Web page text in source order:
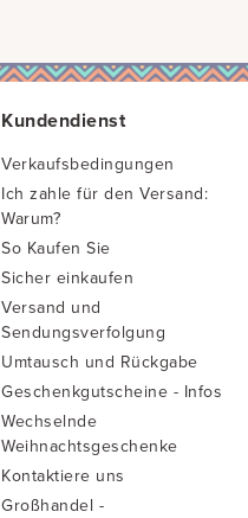
Kundendienst
Verkaufsbedingungen
Ich zahle für den Versand:
Warum?
So Kaufen Sie
Sicher einkaufen
Versand und
Sendungsverfolgung
Umtausch und Rückgabe
Geschenkgutscheine - Infos
Wechselnde
Weihnachtsgeschenke
Kontaktiere uns
Großhandel -